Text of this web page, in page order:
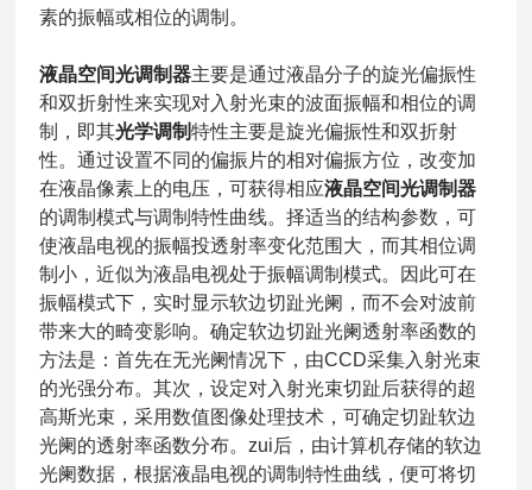
素的振幅或相位的调制。
液晶空间光调制器主要是通过液晶分子的旋光偏振性
和双折射性来实现对入射光束的波面振幅和相位的调
制，即其光学调制特性主要是旋光偏振性和双折射
性。通过设置不同的偏振片的相对偏振方位，改变加
在液晶像素上的电压，可获得相应液晶空间光调制器
的调制模式与调制特性曲线。择适当的结构参数，可
使液晶电视的振幅投透射率变化范围大，而其相位调
制小，近似为液晶电视处于振幅调制模式。因此可在
振幅模式下，实时显示软边切趾光阑，而不会对波前
带来大的畸变影响。确定软边切趾光阑透射率函数的
方法是：首先在无光阑情况下，由CCD采集入射光束
的光强分布。其次，设定对入射光束切趾后获得的超
高斯光束，采用数值图像处理技术，可确定切趾软边
光阑的透射率函数分布。zui后，由计算机存储的软边
光阑数据，根据液晶电视的调制特性曲线，便可将切